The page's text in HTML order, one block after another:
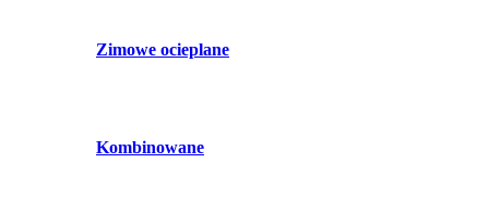
Zimowe ocieplane
Kombinowane